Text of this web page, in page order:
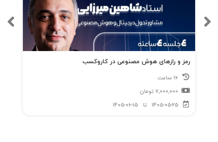
رمز و رازهای هوش مصنوعی در کاروکسب
7,000,000 تومان
1405-05-25
تا 1405-06-15